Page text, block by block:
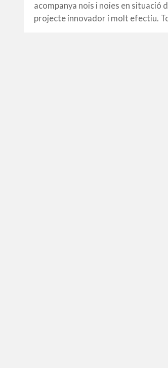
acompanya nois i noies en
projecte innovador i molt efectiu.